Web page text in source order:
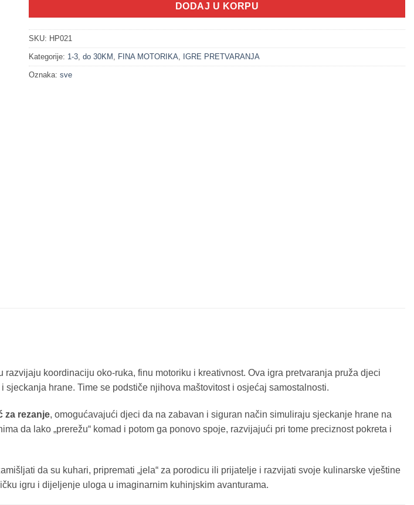
DODAJ U KORPU
SKU: HP021
Kategorije: 1-3, do 30KM , FINA MOTORIKA, IGRE PRETVARANJA
Oznaka: sve
razvijaju koordinaciju oko-ruka, finu motoriku i kreativnost. Ova igra pretvaranja pruža djeci
hrane. Time se podstiče njihova maštovitost i osjećaj samostalnosti.
za rezanje, omogućavajući djeci da na zabavan i siguran način simuliraju sjeckanje hrane na
da lako „prerežu“ komad i potom ga ponovo spoje, razvijajući pri tome preciznost pokreta i
da su kuhari, pripremati „jela“ za porodicu ili prijatelje i razvijati svoje kulinarske vještine
igru i dijeljenje uloga u imaginarnim kuhinjskim avanturama.